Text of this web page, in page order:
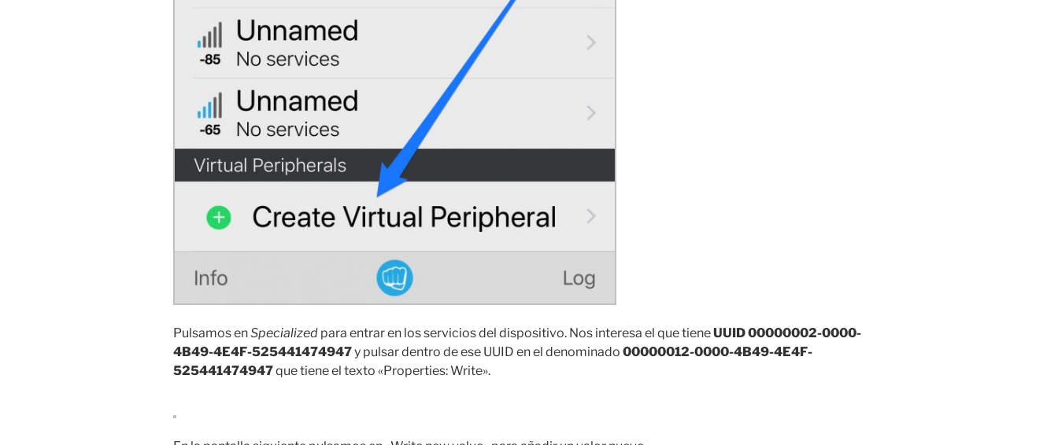
Pulsamos enSpecialized para entrar en los servicios del dispositivo. Nos interesa el que tieneUUID 00000002-0000-
4B49-4E4F-525441474947y pulsar dentro de ese UUID en el denominado 00000012-0000-4B49-4E4F-
525441474947que tiene el texto «Properties: Write».